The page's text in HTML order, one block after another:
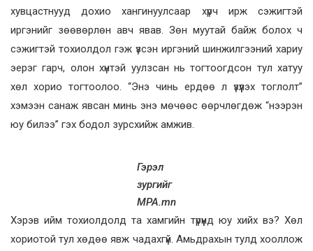
хувцастнууд дохио хангинуулсаар хүрч ирж сэжигтэй
иргэнийг зөөвөрлөн авч явав. Зөн муутай байж болох ч
сэжигтэй тохиолдол гэж үзсэн иргэний шинжилгээний хариу
эерэг гарч, олон хүнтэй уулзсан нь тогтоогдсон тул хатуу
хөл хорио тогтоолоо. “Энэ чинь ердөө л үзүүлэх тоглолт”
хэмээн санаж явсан минь энэ мөчөөс өөрчлөгдөж “нээрэн
юу билээ” гэх бодол зурсхийж амжив.
Гэрэл
зургийг
MPA.mn
Хэрэв ийм тохиолдолд та хамгийн түрүүнд юу хийх вэ? Хөл
хориотой тул хөдөө явж чадахгүй. Амьдрахын тулд хооллож